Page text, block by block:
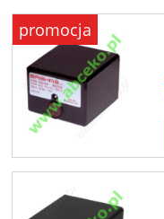
promocja